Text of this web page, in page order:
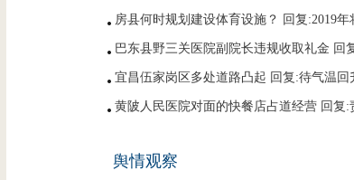
房县何时规划建设体育设施？ 回复:2019年
巴东县野三关医院副院长违规收取礼金 回
宜昌伍家岗区多处道路凸起 回复:待气温回
黄陂人民医院对面的快餐店占道经营 回复:
网友建议调整鱼梁洲循环线路 回复:没有客
舆情观察